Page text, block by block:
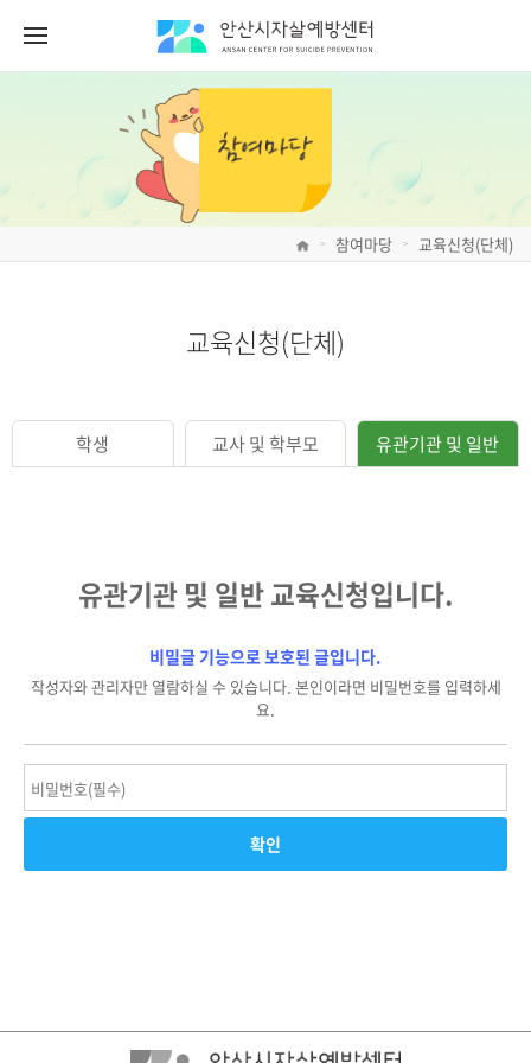
> 참여마당 > 교육신청(단체)
교육신청(단체)
학생 교사 및 학부모 유관기관 및 일반
유관기관 및 일반 교육신청입니다.
비밀글 기능으로 보호된 글입니다.
작성자와 관리자만 열람하실 수 있습니다. 본인이라면 비밀번호를 입력하세
요.